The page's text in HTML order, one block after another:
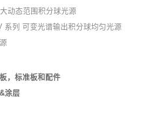
动态范围积分球光源
系列 可变光谱输出积分球均匀光源
，标准板和配件
涂层